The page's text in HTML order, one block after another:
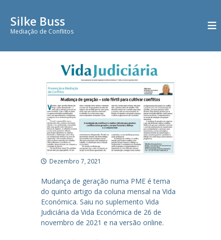
Silke Buss
Mediação de Conflitos
Dezembro 7, 2021
Mudança de geração numa PME é tema
do quinto artigo da coluna mensal na Vida
Económica. Saiu no suplemento Vida
Judiciária da Vida Económica de 26 de
novembro de 2021 e na versão online.